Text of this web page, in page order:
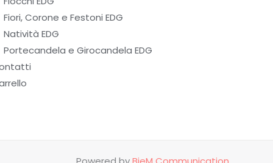
Fiori, Corone e Festoni EDG
Natività EDG
Portecandela e Girocandela EDG